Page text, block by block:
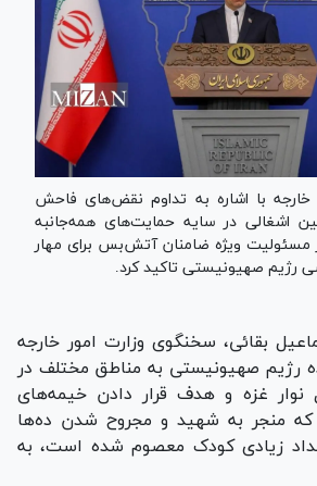
خارجه با اشاره به تداوم نقض‌های فاحش
اشغالی در سایه حمایت‌های همه‌جانبه
مسئولیت ویژه ضامنان آتش‌بس برای مهار
رژیم صهیونیستی تاکید کرد.
بقائی، سخنگوی وزارت امور خارجه
رژیم صهیونیستی به مناطق مختلف در
نوار غزه و هدف قرار دادن خیمه‌های
که منجر به شهید و مجروح شدن ده‌ها
زیادی کودک معصوم شده است، به